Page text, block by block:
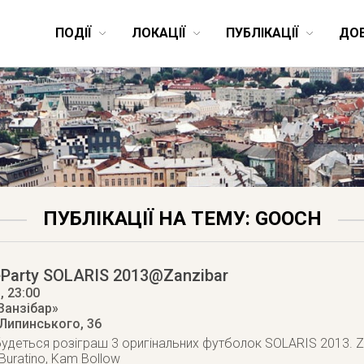
ПОДІЇ ЛОКАЦІЇ ПУБЛІКАЦІЇ
ПУБЛІКАЦІЇ НА ТЕМУ: GOOCH
SOLARIS 2013@Zanzibar
, 23:00
36
розіграш 3 оригінальних футболок SOLARIS 2013.
Kam Bollow